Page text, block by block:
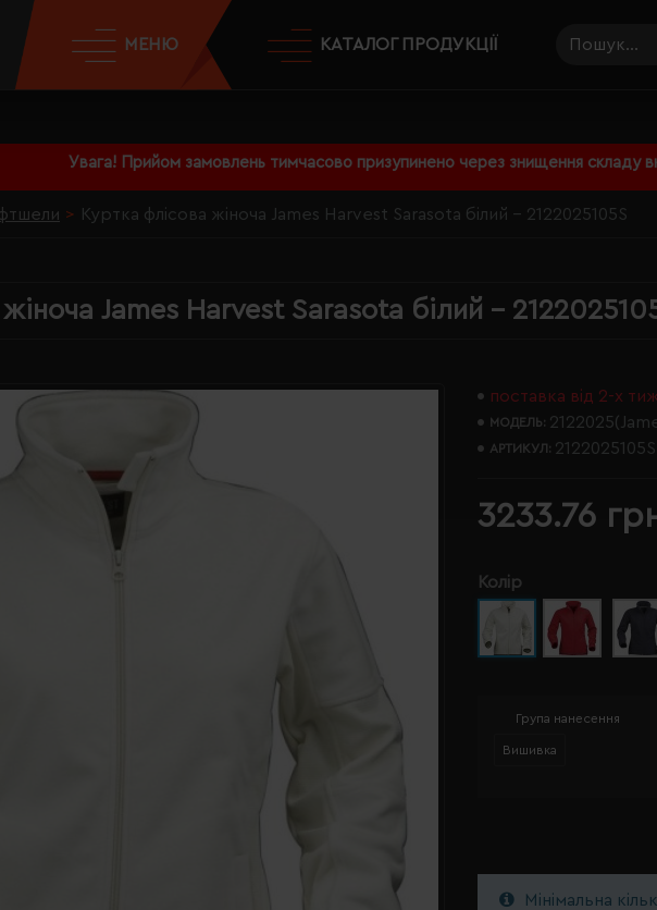
Увага! Прийом замовлень тимчасово призупинено через знищення складу
МЕНЮ КАТАЛОГ ПРОДУКЦІЇ
Куртка флісова жіноча James Harvest Sarasota білий - 2122025105S
James Harvest Sarasota білий -
поставка від 2-х
МОДЕЛЬ:
АРТИКУЛ: 2122025105S
3233.76
Колір
Група нанесення
Вишивка
Мінімальна